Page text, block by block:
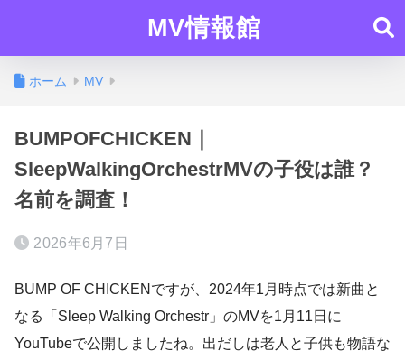
MV情報館
ホーム MV
BUMPOFCHICKEN｜
SleepWalkingOrchestrMVの子役は誰？
名前を調査！
2026年6月7日
BUMP OF CHICKENですが、2024年1月時点では新曲と
なる「Sleep Walking Orchestr」のMVを1月11日に
YouTubeで公開しましたね。出だしは老人と子供も物語な